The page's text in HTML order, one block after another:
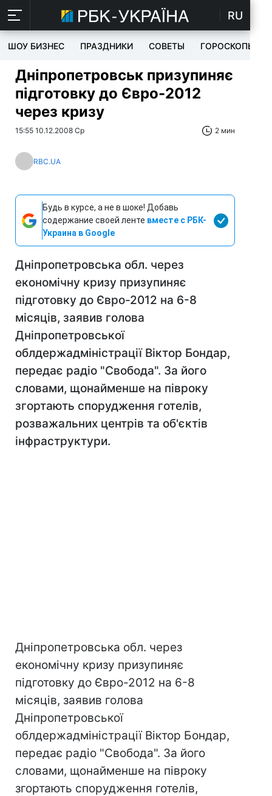
RU
ШОУ БИЗНЕС ПРАЗДНИКИ СОВЕТЫ ГОРОСКОПЫ
Дніпропетровськ призупиняє
підготовку до Євро-2012
через кризу
15:55 10.12.2008 Ср 2 мин
RBC.UA
Будь в курсе, а не в шоке! Добавь
содержание своей ленте вместе с РБК-
Украина в Google
Дніпропетровська обл. через
економічну кризу призупиняє
підготовку до Євро-2012 на 6-8
місяців, заявив голова
Дніпропетровської
облдержадміністрації Віктор Бондар,
передає радіо "Свобода". За його
словами, щонайменше на півроку
згортають спорудження готелів,
розважальних центрів та об'єктів
інфраструктури.
Дніпропетровська обл. через
економічну кризу призупиняє
підготовку до Євро-2012 на 6-8
місяців, заявив голова
Дніпропетровської
облдержадміністрації Віктор Бондар,
передає радіо "Свобода". За його
словами, щонайменше на півроку
згортають спорудження готелів,